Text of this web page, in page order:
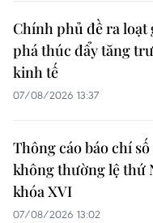
Chính phủ đề ra loạt
phá thúc đẩy tăng
kinh tế
07/08/2026 13:37
Thông cáo báo chí
không thường lệ thứ
khóa XVI
07/08/2026 13:02